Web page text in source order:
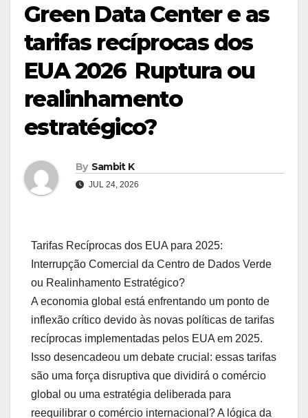
Green Data Center e as
tarifas recíprocas dos
EUA 2026  Ruptura ou
realinhamento
estratégico?
By Sambit K
JUL 24, 2026
Tarifas Recíprocas dos EUA para 2025:
Interrupção Comercial da Centro de Dados Verde
ou Realinhamento Estratégico?
A economia global está enfrentando um ponto de
inflexão crítico devido às novas políticas de tarifas
recíprocas implementadas pelos EUA em 2025.
Isso desencadeou um debate crucial: essas tarifas
são uma força disruptiva que dividirá o comércio
global ou uma estratégia deliberada para
reequilibrar o comércio internacional? A lógica da